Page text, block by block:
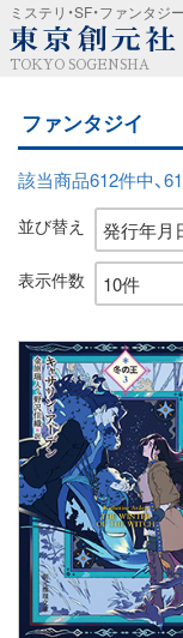
ミステリ・SF・ファンタジ
TOKYO SOGENSHA
ファンタジイ
該当商品612件中、
並び替え
表示件数